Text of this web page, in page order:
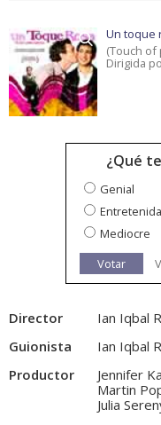
Un toque
(Touch of
Dirigida
¿Qué
Genial
Entretenida
Mediocre
Votar
Director
Ian Iqbal
Guionista
Ian Iqbal
Productor
Jennifer
Martin
Julia